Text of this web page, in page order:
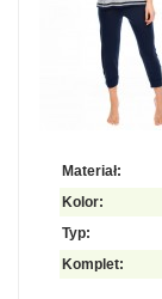
Materiał:
Kolor:
Typ:
Komplet: